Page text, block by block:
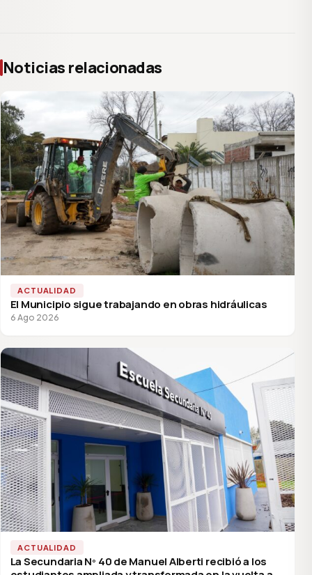
Noticias relacionadas
ACTUALIDAD
El Municipio sigue trabajando en obras hidráulicas
6 Ago 2026
ACTUALIDAD
La Secundaria Nº 40 de Manuel Alberti recibió a los